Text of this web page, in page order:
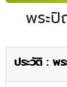
พระปิ
ประวัติ : พร